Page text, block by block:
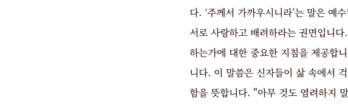
다. ‘주께서 가까우시니라’는 말은 예
서로 사랑하고 배려하라는 권면입니
하는가에 대한 중요한 지침을 제공합
니다. 이 말씀은 신자들이 삶 속에서
함을 뜻합니다. "아무 것도 염려하지